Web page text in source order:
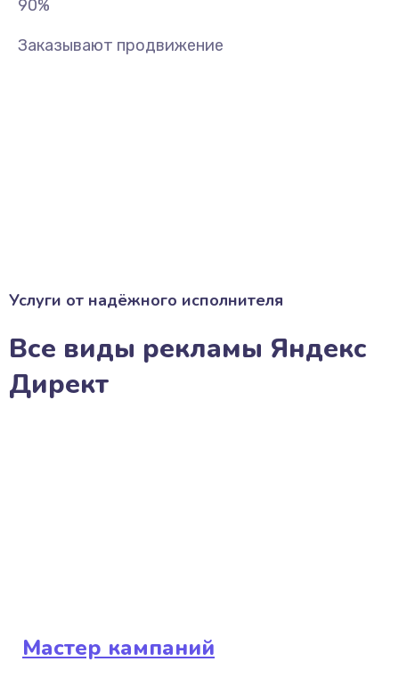
90%
Заказывают продвижение
Услуги от надёжного исполнителя
Все виды рекламы Яндекс
Директ
Мастер кампаний